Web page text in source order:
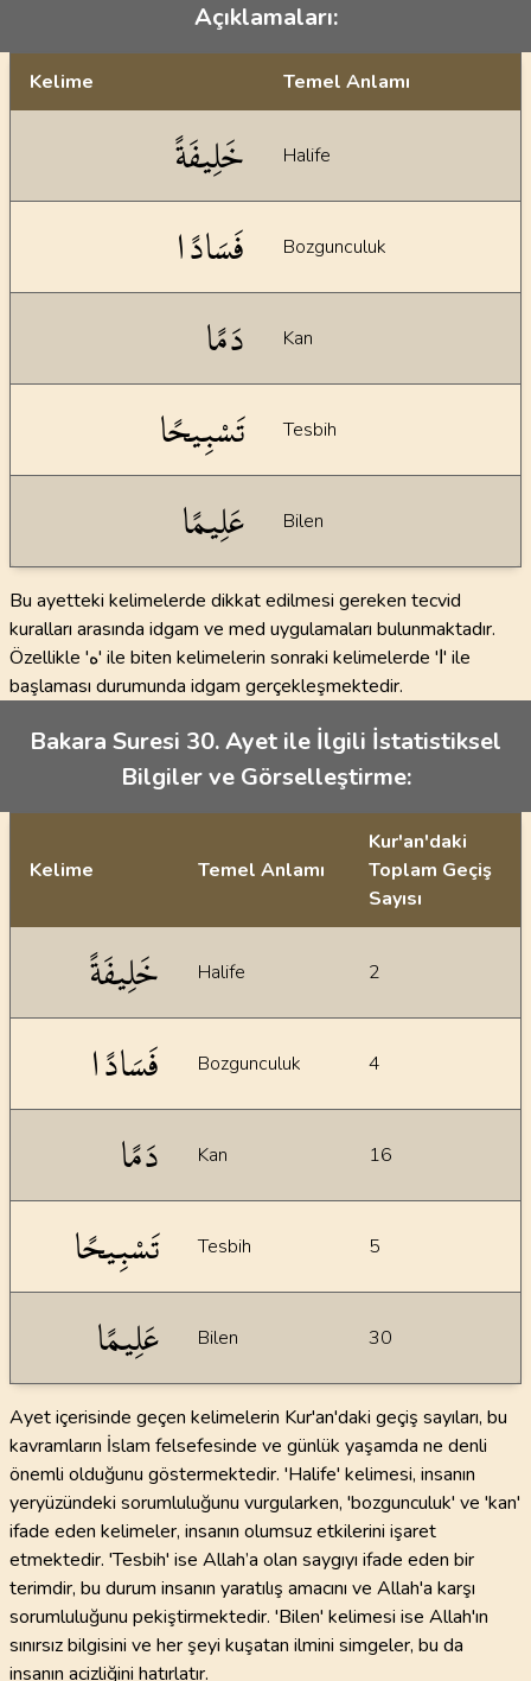
Açıklamaları:
Kelime Temel Anlamı
خَلِيفَةً Halife
فَسَادًا Bozgunculuk
دَمًا Kan
تَسْبِيحًا Tesbih
عَلِيمًا Bilen
Bu ayetteki kelimelerde dikkat edilmesi gereken tecvid
kuralları arasında idgam ve med uygulamaları bulunmaktadır.
Özellikle 'ه' ile biten kelimelerin sonraki kelimelerde 'ا' ile
başlaması durumunda idgam gerçekleşmektedir.
Bakara Suresi 30. Ayet ile İlgili İstatistiksel
Bilgiler ve Görselleştirme:
Kelime Temel Anlamı
Kur'an'daki
Toplam Geçiş
Sayısı
خَلِيفَةً Halife 2
فَسَادًا Bozgunculuk 4
دَمًا Kan 16
تَسْبِيحًا Tesbih 5
عَلِيمًا Bilen 30
Ayet içerisinde geçen kelimelerin Kur'an'daki geçiş sayıları, bu
kavramların İslam felsefesinde ve günlük yaşamda ne denli
önemli olduğunu göstermektedir. 'Halife' kelimesi, insanın
yeryüzündeki sorumluluğunu vurgularken, 'bozgunculuk' ve 'kan'
ifade eden kelimeler, insanın olumsuz etkilerini işaret
etmektedir. 'Tesbih' ise Allah’a olan saygıyı ifade eden bir
terimdir, bu durum insanın yaratılış amacını ve Allah'a karşı
sorumluluğunu pekiştirmektedir. 'Bilen' kelimesi ise Allah'ın
sınırsız bilgisini ve her şeyi kuşatan ilmini simgeler, bu da
insanın acizliğini hatırlatır.